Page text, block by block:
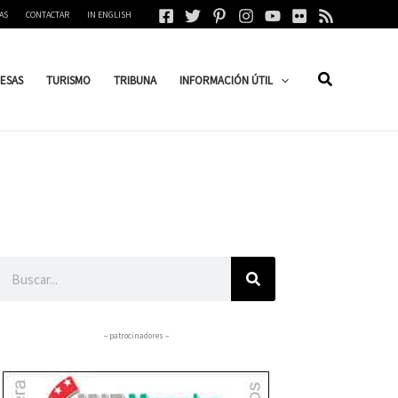
CONTACTAR IN ENGLISH
TURISMO TRIBUNA INFORMACIÓN ÚTIL
– patrocinadores –